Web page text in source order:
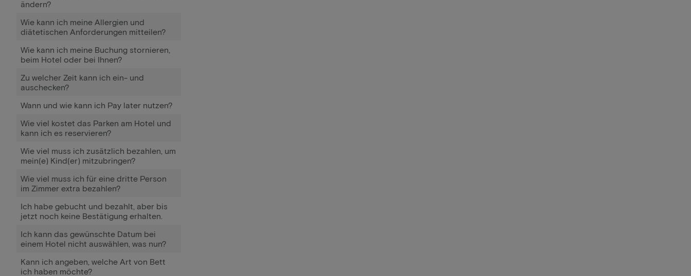
ändern?
Wie kann ich meine Allergien und
diätetischen Anforderungen mitteilen?
Wie kann ich meine Buchung stornieren,
beim Hotel oder bei Ihnen?
Zu welcher Zeit kann ich ein- und
auschecken?
Wann und wie kann ich Pay later nutzen?
Wie viel kostet das Parken am Hotel und
kann ich es reservieren?
Wie viel muss ich zusätzlich bezahlen, um
mein(e) Kind(er) mitzubringen?
Wie viel muss ich für eine dritte Person
im Zimmer extra bezahlen?
Ich habe gebucht und bezahlt, aber bis
jetzt noch keine Bestätigung erhalten.
Ich kann das gewünschte Datum bei
einem Hotel nicht auswählen, was nun?
Kann ich angeben, welche Art von Bett
ich haben möchte?